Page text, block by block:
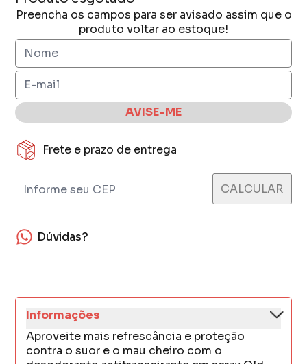
Preencha os campos para ser avisado assim que o
produto voltar ao estoque!
AVISE-ME
Frete e prazo de entrega
Dúvidas?
Informações
Aproveite mais refrescância e proteção
contra o suor e o mau cheiro com o